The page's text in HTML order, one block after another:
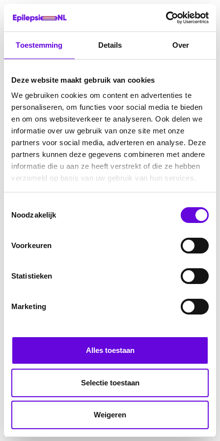
Toestemming Details Over
Deze website maakt gebruik van cookies
We gebruiken cookies om content en advertenties te
personaliseren, om functies voor social media te bieden
en om ons websiteverkeer te analyseren. Ook delen we
informatie over uw gebruik van onze site met onze
partners voor social media, adverteren en analyse. Deze
partners kunnen deze gegevens combineren met andere
informatie die u aan ze heeft verstrekt of die ze hebben
verzameld op basis van uw gebruik van hun services.
Noodzakelijk
Voorkeuren
Statistieken
Marketing
Alles toestaan
Selectie toestaan
Weigeren